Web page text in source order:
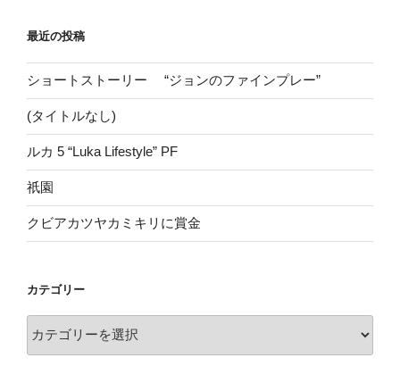
最近の投稿
ショートストーリー “ジョンのファインプレー”
(タイトルなし)
ルカ 5 “Luka Lifestyle” PF
祇園
クビアカツヤカミキリに賞金
カテゴリー
テ